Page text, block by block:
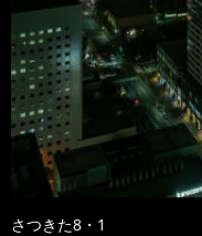
さつきた8・1